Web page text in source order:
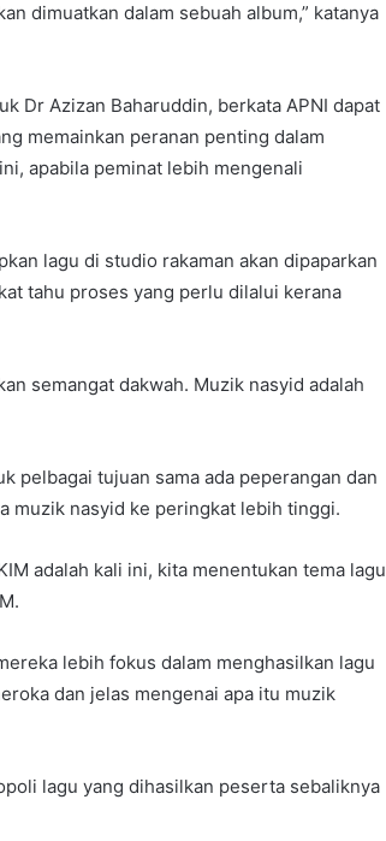
dimuatkan dalam sebuah album,” katanya
Dr Azizan Baharuddin, berkata APNI dapat
memainkan peranan penting dalam
apabila peminat lebih mengenali
lagu di studio rakaman akan dipaparkan
tahu proses yang perlu dilalui kerana
semangat dakwah. Muzik nasyid adalah
pelbagai tujuan sama ada peperangan dan
muzik nasyid ke peringkat lebih tinggi.
adalah kali ini, kita menentukan tema lagu
lebih fokus dalam menghasilkan lagu
dan jelas mengenai apa itu muzik
lagu yang dihasilkan peserta sebaliknya